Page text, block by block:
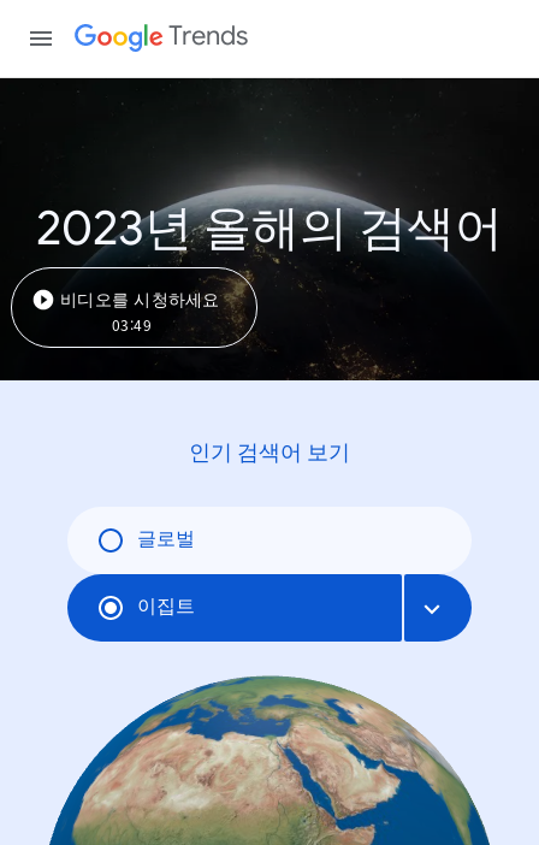
Trends
2023년 올해의 검색어
비디오를 시청하세요
03:49
인기 검색어 보기
글로벌
이집트